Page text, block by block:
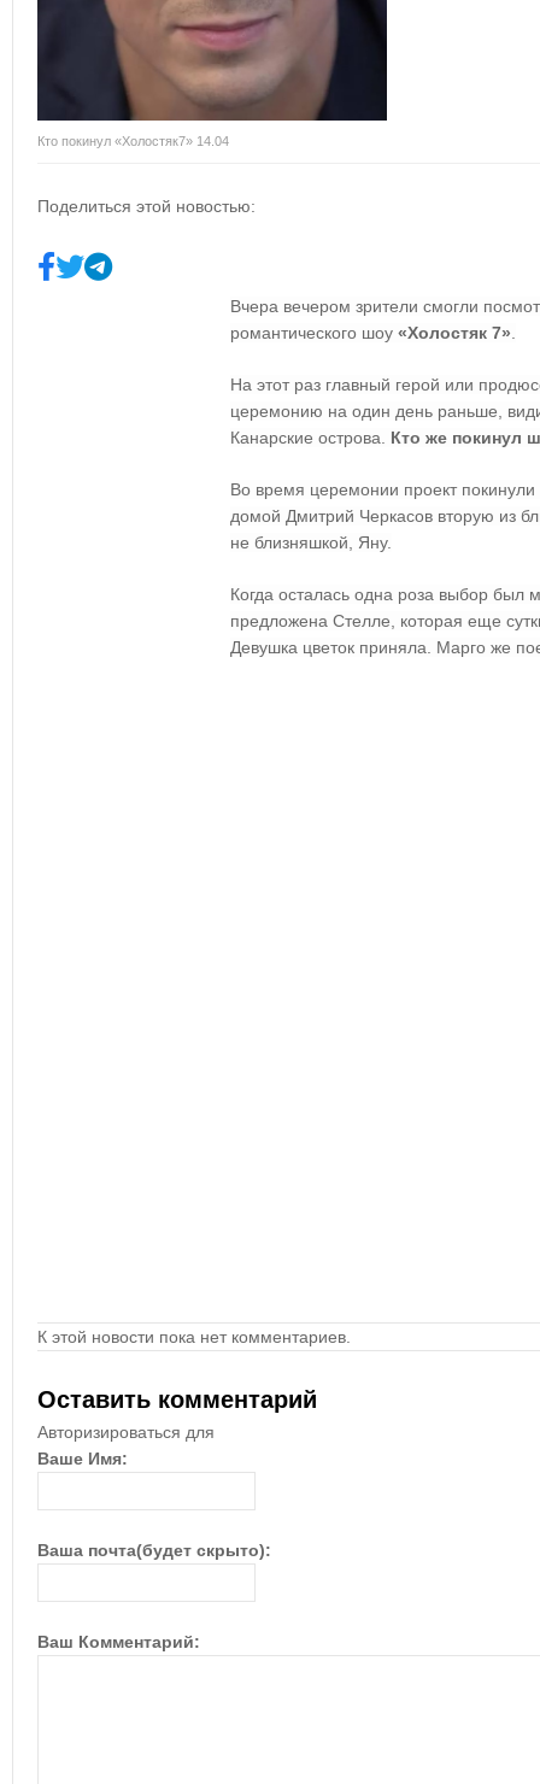
Кто покинул «Холостяк7» 14.04
Поделиться этой новостью:
Вчера вечером зрители смогли
романтического шоу «Холостяк 7»
На этот раз главный герой или
церемонию на один день раньше,
Канарские острова. Кто же покинул
Во время церемонии проект
домой Дмитрий Черкасов вторую из
не близняшкой, Яну.
Когда осталась одна роза выбор
предложена Стелле, которая еще
Девушка цветок приняла. Марго же
К этой новости пока нет комментариев.
Оставить комментарий
Авторизироваться для
Ваше Имя:
Ваша почта(будет скрыто):
Ваш Комментарий: